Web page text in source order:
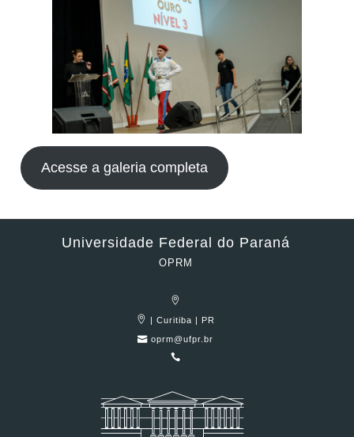
Acesse a galeria completa
Universidade Federal do Paraná
OPRM
| Curitiba | PR
oprm@ufpr.br